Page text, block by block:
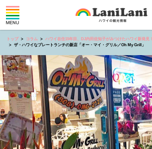
トップ コラム
ハワイ在住15年目、DJ内田佐知子がみつけたハワイ新発見！
ザ・ハワイなプレートランチの新店「オー・マイ・グリル／Oh My Grill」